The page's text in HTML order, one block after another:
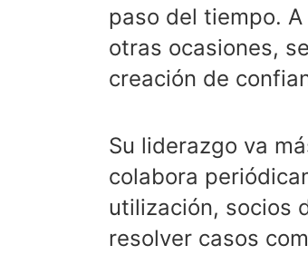
paso del tiempo.
otras ocasiones,
creación de
Su liderazgo va
colabora
utilización, socios
resolver casos